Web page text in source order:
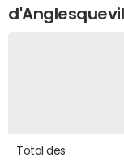
Total des